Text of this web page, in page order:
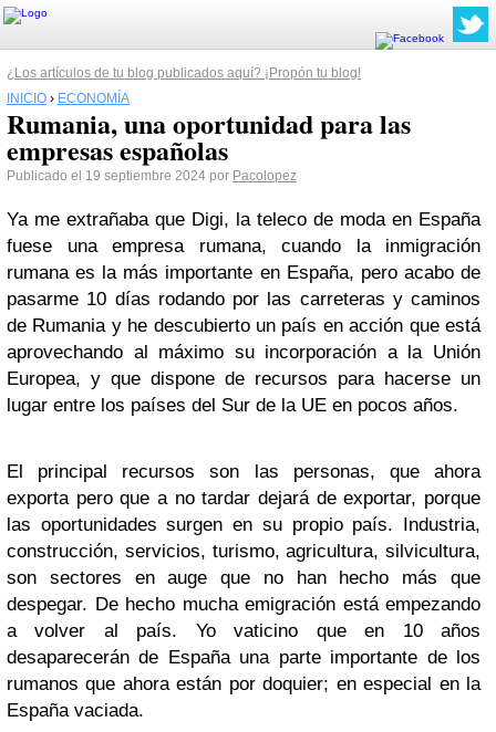
¿Los artículos de tu blog publicados aquí? ¡Propón tu blog!
INICIO › ECONOMÍA
Rumania, una oportunidad para las
empresas españolas
Publicado el 19 septiembre 2024 por Pacolopez
Ya me extrañaba que Digi, la teleco de moda en España
fuese una empresa rumana, cuando la inmigración
rumana es la más importante en España, pero acabo de
pasarme 10 días rodando por las carreteras y caminos
de Rumania y he descubierto un país en acción que está
aprovechando al máximo su incorporación a la Unión
Europea, y que dispone de recursos para hacerse un
lugar entre los países del Sur de la UE en pocos años.
El principal recursos son las personas, que ahora
exporta pero que a no tardar dejará de exportar, porque
las oportunidades surgen en su propio país. Industria,
construcción, servicios, turismo, agricultura, silvicultura,
son sectores en auge que no han hecho más que
despegar. De hecho mucha emigración está empezando
a volver al país. Yo vaticino que en 10 años
desaparecerán de España una parte importante de los
rumanos que ahora están por doquier; en especial en la
España vaciada.